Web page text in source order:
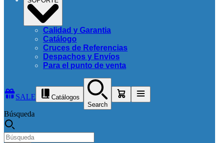
Calidad y Garantia
Catálogo
Cruces de Referencias
Despachos y Envíos
Para el punto de venta
SALE
Catálogos
Search
Búsqueda